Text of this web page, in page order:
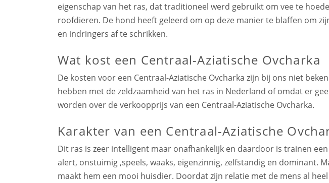
eigenschap van het ras, dat traditioneel werd gebruikt om vee te
roofdieren. De hond heeft geleerd om op deze manier te blaffen om
en indringers af te schrikken.
Wat kost een Centraal-Aziatische Ovcharka
De kosten voor een Centraal-Aziatische Ovcharka zijn bij ons niet
hebben met de zeldzaamheid van het ras in Nederland of omdat er
worden over de verkoopprijs van een Centraal-Aziatische Ovcharka.
Karakter van een Centraal-Aziatische
Dit ras is zeer intelligent maar onafhankelijk en daardoor is trainen
alert, onstuimig ,speels, waaks, eigenzinnig, zelfstandig en dominant.
maakt hem een mooi huisdier. Doordat zijn relatie met de mens al